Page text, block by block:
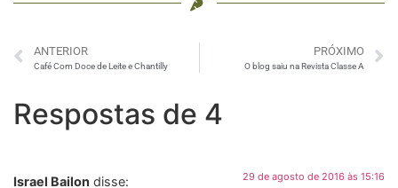
ANTERIOR
Café Com Doce de Leite e Chantilly
PRÓXIMO
O blog saiu na Revista Classe A
Respostas de 4
Israel Bailon disse: 29 de agosto de 2016 às 15:16